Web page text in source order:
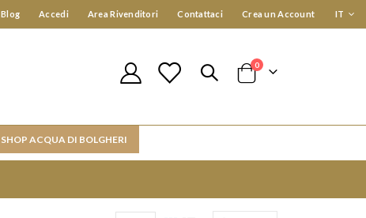
Blog Accedi Area Rivenditori Contattaci Crea un Account Lingua
IT
Cart
0elementi
SHOP ACQUA DI BOLGHERI